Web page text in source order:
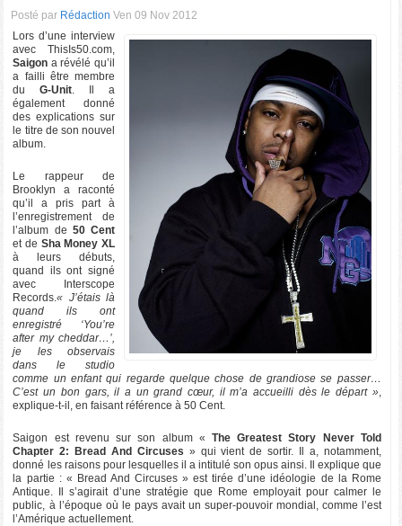
Posté par Rédaction Ven 09 Nov 2012
Lors d’une interview
avec ThisIs50.com,
Saigon a révélé qu’il
a failli être membre
duG-Unit. Il a
également donné
des explications sur
le titre de son nouvel
album.
Le rappeur de
Brooklyn a raconté
qu’il a pris part à
l’enregistrement de
l’album de 50 Cent
et de Sha Money XL
à leurs débuts,
quand ils ont signé
avec Interscope
Records.« J’étais là
quand ils ont
enregistré ‘You’re
after my cheddar…’,
je les observais
dans le studio
comme un enfant qui regarde quelque chose de grandiose se passer…
C’est un bon gars, il a un grand cœur, il m’a accueilli dès le départ »,
explique-t-il, en faisant référence à 50 Cent.
Saigon est revenu sur son album « The Greatest Story Never Told
Chapter 2: Bread And Circuses » qui vient de sortir. Il a, notamment,
donné les raisons pour lesquelles il a intitulé son opus ainsi. Il explique que
la partie : « Bread And Circuses » est tirée d’une idéologie de la Rome
Antique. Il s’agirait d’une stratégie que Rome employait pour calmer le
public, à l’époque où le pays avait un super-pouvoir mondial, comme l’est
l’Amérique actuellement.